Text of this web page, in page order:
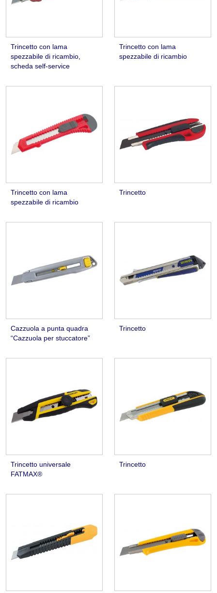
Trincetto con lama
spezzabile di ricambio,
scheda self-service
Trincetto con lama
spezzabile di ricambio
Trincetto con lama
spezzabile di ricambio
Trincetto
Cazzuola a punta quadra
“Cazzuola per stuccatore”
Trincetto
Trincetto universale
FATMAX®
Trincetto